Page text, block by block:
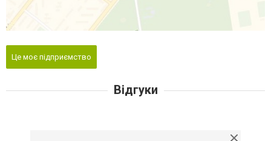
Це моє підприємство
Відгуки